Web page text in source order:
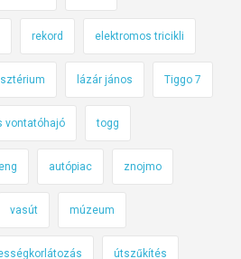
rekord elektromos tricikli
lázár jános Tiggo 7
vontatóhajó togg
autópiac znojmo
vasút múzeum
útszűkítés